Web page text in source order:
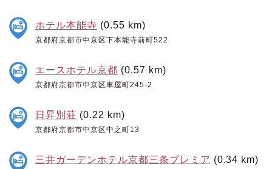
ホテル本能寺 (0.55 km)
京都府京都市中京区下本能寺前町522
エースホテル京都 (0.57 km)
京都府京都市中京区車屋町245-2
日昇別荘 (0.22 km)
京都府京都市中京区中之町13
三井ガーデンホテル京都三条プレミア (0.34 km)